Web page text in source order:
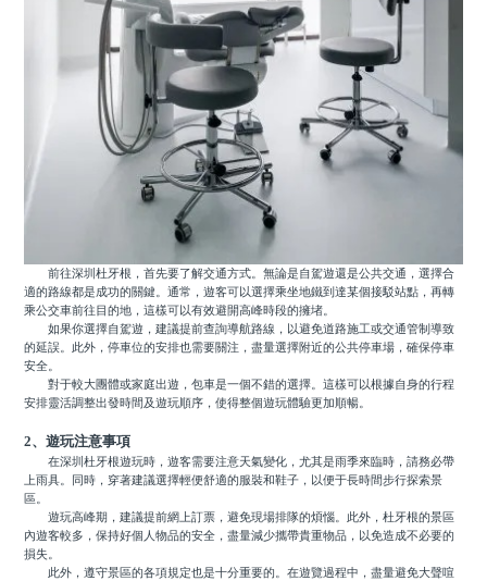
前往深圳杜牙根，首先要了解交通方式。無論是自駕遊還是公共交通，選擇合
適的路線都是成功的關鍵。通常，遊客可以選擇乘坐地鐵到達某個接駁站點，再轉
乘公交車前往目的地，這樣可以有效避開高峰時段的擁堵。
如果你選擇自駕遊，建議提前查詢導航路線，以避免道路施工或交通管制導致
的延誤。此外，停車位的安排也需要關注，盡量選擇附近的公共停車場，確保停車
安全。
對于較大團體或家庭出遊，包車是一個不錯的選擇。這樣可以根據自身的行程
安排靈活調整出發時間及遊玩順序，使得整個遊玩體驗更加順暢。
2、遊玩注意事項
在深圳杜牙根遊玩時，遊客需要注意天氣變化，尤其是雨季來臨時，請務必帶
上雨具。同時，穿著建議選擇輕便舒適的服裝和鞋子，以便于長時間步行探索景
區。
遊玩高峰期，建議提前網上訂票，避免現場排隊的煩惱。此外，杜牙根的景區
內遊客較多，保持好個人物品的安全，盡量減少攜帶貴重物品，以免造成不必要的
損失。
此外，遵守景區的各項規定也是十分重要的。在遊覽過程中，盡量避免大聲喧